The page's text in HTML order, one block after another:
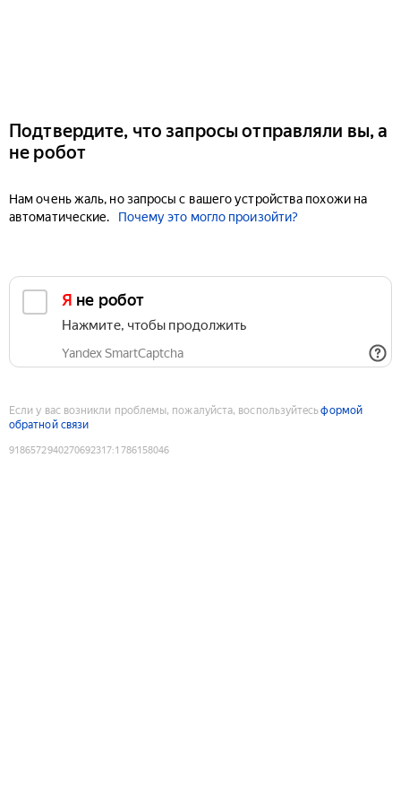
Подтвердите, что запросы отправляли вы, а
не робот
Нам очень жаль, но запросы с вашего устройства похожи на
автоматические.
Почему это могло произойти?
Я не робот
Нажмите, чтобы продолжить
Yandex SmartCaptcha
Если у вас возникли проблемы, пожалуйста, воспользуйтесьформой
обратной связи
9186572940270692317:1786158046